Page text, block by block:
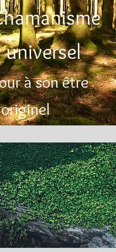
universel
à son être
originel